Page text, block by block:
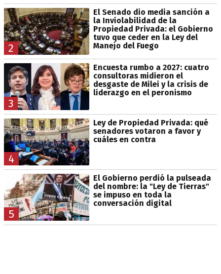
2
El Senado dio media sanción a
la Inviolabilidad de la
Propiedad Privada: el Gobierno
tuvo que ceder en la Ley del
Manejo del Fuego
3
Encuesta rumbo a 2027: cuatro
consultoras midieron el
desgaste de Milei y la crisis de
liderazgo en el peronismo
4
Ley de Propiedad Privada: qué
senadores votaron a favor y
cuáles en contra
5
El Gobierno perdió la pulseada
del nombre: la "Ley de Tierras"
se impuso en toda la
conversación digital